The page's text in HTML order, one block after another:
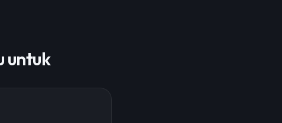
untuk